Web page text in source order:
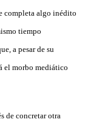
completa algo inédito
tiempo
a pesar de su
el morbo mediático
de concretar otra